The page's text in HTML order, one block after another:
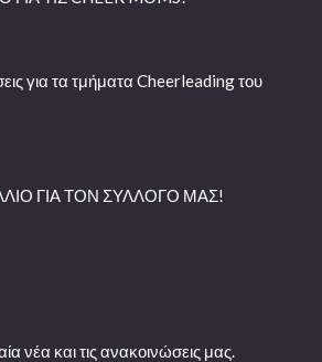
για τα τμήματα Cheerleading του
ΓΙΑ ΤΟΝ ΣΥΛΛΟΓΟ ΜΑΣ!
νέα και τις ανακοινώσεις μας.